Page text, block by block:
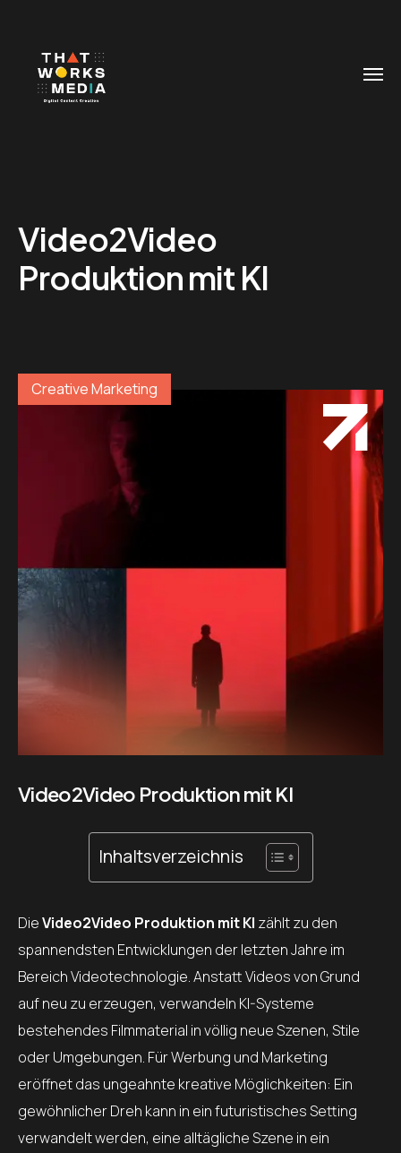
Video2Video
Produktion mit KI
Creative Marketing
Video2Video Produktion mit KI
Inhaltsverzeichnis
DieVideo2Video Produktion mit KI zählt zu den
spannendsten Entwicklungen der letzten Jahre im
Bereich Videotechnologie. Anstatt Videos von Grund
auf neu zu erzeugen, verwandeln KI-Systeme
bestehendes Filmmaterial in völlig neue Szenen, Stile
oder Umgebungen. Für Werbung und Marketing
eröffnet das ungeahnte kreative Möglichkeiten: Ein
gewöhnlicher Dreh kann in ein futuristisches Setting
verwandelt werden, eine alltägliche Szene in ein